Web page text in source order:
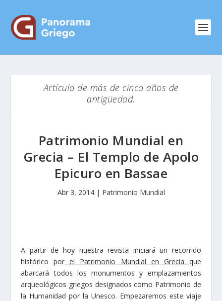
Artículo de más de cinco años de
antigüedad.
Patrimonio Mundial en
Grecia – El Templo de Apolo
Epicuro en Bassae
Abr 3, 2014| Patrimonio Mundial
A partir de hoy nuestra revista iniciará un recorrido
histórico por el Patrimonio Mundial en Grecia que
abarcará todos los monumentos y emplazamientos
arqueológicos griegos designados como Patrimonio de
la Humanidad por la Unesco. Empezaremos este viaje